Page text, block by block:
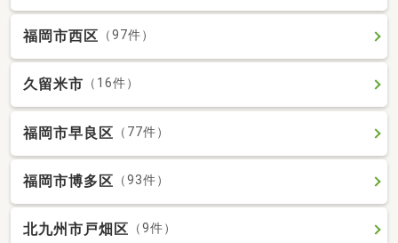
福岡市西区 （97件）
久留米市 （16件）
福岡市早良区 （77件）
福岡市博多区 （93件）
北九州市戸畑区 （9件）